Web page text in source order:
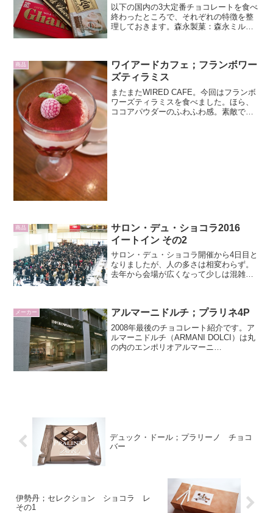
以下の国内の3大定番チョコレートを食べ
終わったところで、それぞれの特徴を整
理しておきます。森永製菓：森永ミルク
トであるところが共通点...
商品
ワイアードカフェ；フランボワー
ズティラミス
またまたWIRED CAFE。今回はフランボ
ワーズティラミスを食べました。ほら、
ココアパウダーのふわふわ感。素敵でし
商品
サロン・デュ・ショコラ2016
イートイン その2
サロン・デュ・ショコラ開催から4日目と
なりましたが、人の多さは相変わらず。
去年から会場が広くなって少しは混雑が
場したにも関らず、1...
メーカー アルマーニドルチ；プラリネ4P
2008年最後のチョコレート紹介です。ア
ルマーニドルチ（ARMANI DOLCI）は丸
の内のエンポリオアルマーニ
デュック・ドール；プラリーノ チョコ
バー
伊勢丹；セレクション ショコラ レ
その1